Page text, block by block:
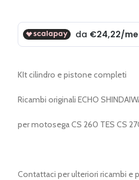
KIt cilindro e pistone completi
Ricambi originali ECHO
per motosega CS 260 TES CS
Contattaci per ulteriori ricambi e